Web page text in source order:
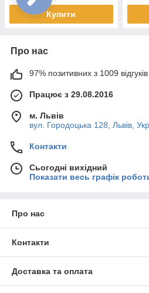
Купити
Про нас
97% позитивних з 1009 відгуків
Працює з 29.08.2016
м. Львів
вул. Городоцька 128, Львів,
Контакти
Сьогодні вихідний
Показати весь графік
Про нас
Контакти
Доставка та оплата